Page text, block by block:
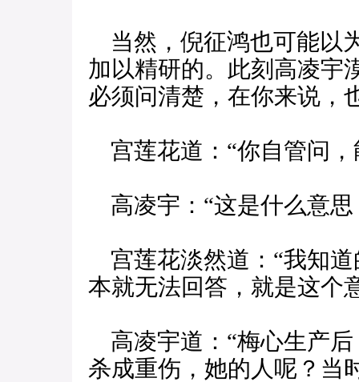
当然，倪征鸿也可能以
加以精研的。此刻高凌宇
必须问清楚，在你来说，
宫莲花道：“你自管问，
高凌宇：“这是什么意思
宫莲花淡然道：“我知
本就无法回答，就是这个
高凌宇道：“梅心生产
杀成重伤，她的人呢？当